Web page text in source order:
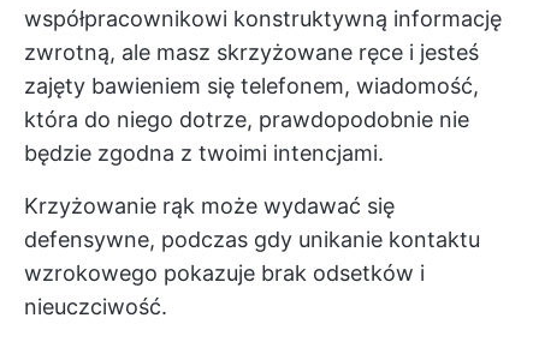
współpracownikowi konstruktywną informację
zwrotną, ale masz skrzyżowane ręce i jesteś
zajęty bawieniem się telefonem, wiadomość,
która do niego dotrze, prawdopodobnie nie
będzie zgodna z twoimi intencjami.
Krzyżowanie rąk może wydawać się
defensywne, podczas gdy unikanie kontaktu
wzrokowego pokazuje brak odsetków i
nieuczciwość.